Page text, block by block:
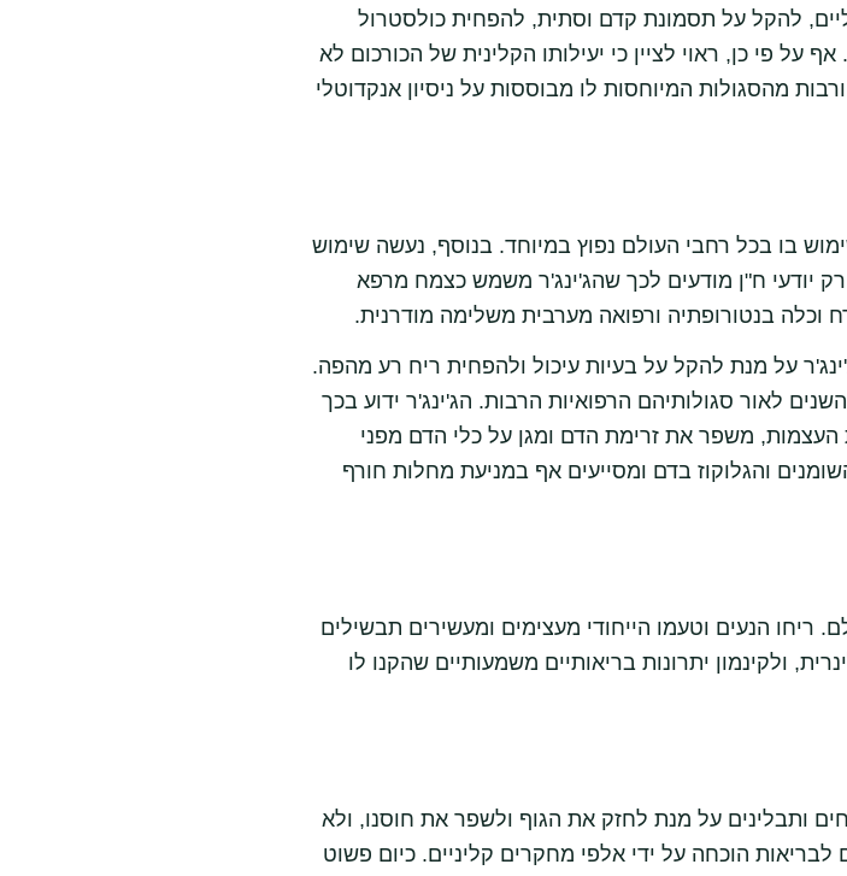
להקל על תסמונת קדם וסתית, להפחית כולסטרול
פי כן, ראוי לציין כי יעילותו הקלינית של הכורכום לא
מהסגולות המיוחסות לו מבוססות על ניסיון אנקדוטלי
בו בכל רחבי העולם נפוץ במיוחד. בנוסף, נעשה שימוש
יודעי ח"ן מודעים לכך שהג'ינג'ר משמש כצמח מרפא
בנטורופתיה ורפואה מערבית משלימה מודרנית.
על מנת להקל על בעיות עיכול ולהפחית ריח רע מהפה.
לאור סגולותיהם הרפואיות הרבות. הג'ינג'ר ידוע בכך
משפר את זרימת הדם ומגן על כלי הדם מפני
והגלוקוז בדם ומסייעים אף במניעת מחלות חורף
ריחו הנעים וטעמו הייחודי מעצימים ומעשירים תבשילים
ולקינמון יתרונות בריאותיים משמעותיים שהקנו לו
ותבלינים על מנת לחזק את הגוף ולשפר את חוסנו, ולא
הוכחה על ידי אלפי מחקרים קליניים. כיום פשוט